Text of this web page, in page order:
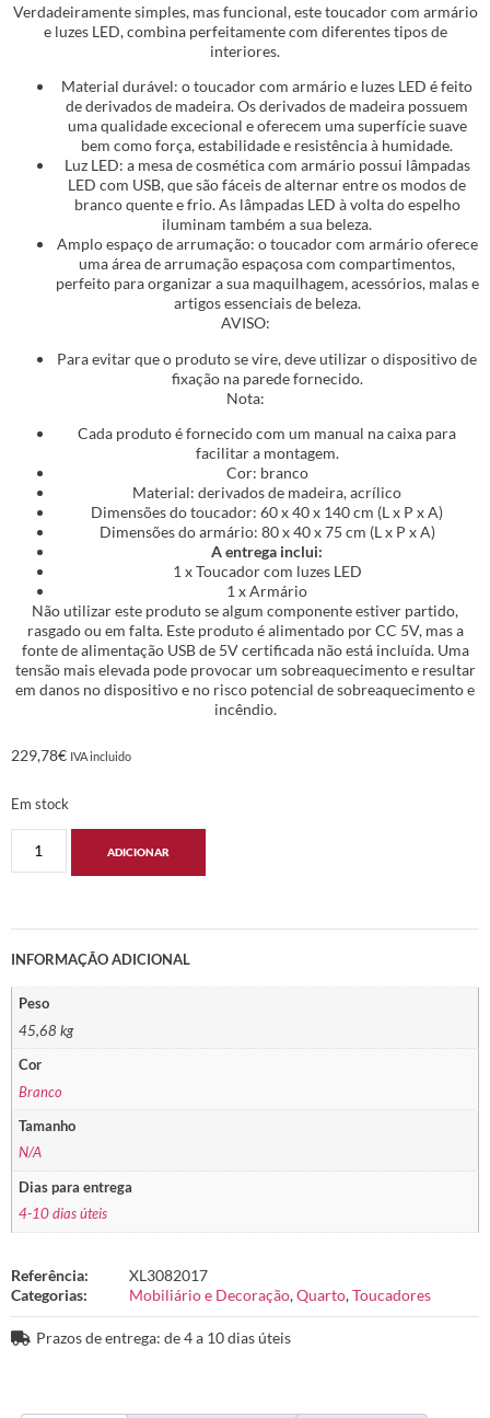
Verdadeiramente simples, mas funcional, este toucador com armário
e luzes LED, combina perfeitamente com diferentes tipos de
interiores.
Material durável: o toucador com armário e luzes LED é feito
de derivados de madeira. Os derivados de madeira possuem
uma qualidade excecional e oferecem uma superfície suave
bem como força, estabilidade e resistência à humidade.
Luz LED: a mesa de cosmética com armário possui lâmpadas
LED com USB, que são fáceis de alternar entre os modos de
branco quente e frio. As lâmpadas LED à volta do espelho
iluminam também a sua beleza.
Amplo espaço de arrumação: o toucador com armário oferece
uma área de arrumação espaçosa com compartimentos,
perfeito para organizar a sua maquilhagem, acessórios, malas e
artigos essenciais de beleza.
AVISO:
Para evitar que o produto se vire, deve utilizar o dispositivo de
fixação na parede fornecido.
Nota:
Cada produto é fornecido com um manual na caixa para
facilitar a montagem.
Cor: branco
Material: derivados de madeira, acrílico
Dimensões do toucador: 60 x 40 x 140 cm (L x P x A)
Dimensões do armário: 80 x 40 x 75 cm (L x P x A)
A entrega inclui:
1 x Toucador com luzes LED
1 x Armário
Não utilizar este produto se algum componente estiver partido,
rasgado ou em falta. Este produto é alimentado por CC 5V, mas a
fonte de alimentação USB de 5V certificada não está incluída. Uma
tensão mais elevada pode provocar um sobreaquecimento e resultar
em danos no dispositivo e no risco potencial de sobreaquecimento e
incêndio.
229,78€ IVA incluido
Em stock
ADICIONAR
INFORMAÇÃO ADICIONAL
Peso
45,68 kg
Cor
Branco
Tamanho
N/A
Dias para entrega
4-10 dias úteis
Referência:
XL3082017
Categorias:
Mobiliário e Decoração,Quarto,Toucadores
Prazos de entrega: de 4 a 10 dias úteis